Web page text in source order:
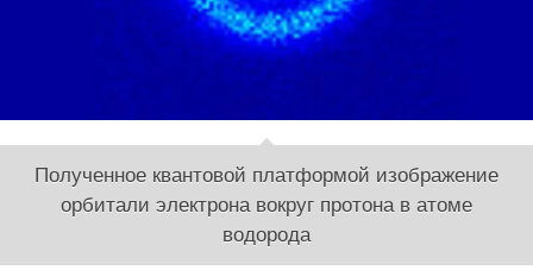
Полученное квантовой платформой изображение
орбитали электрона вокруг протона в атоме
водорода